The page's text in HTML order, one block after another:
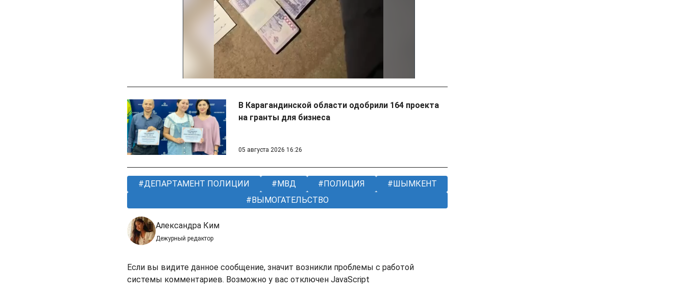
В Карагандинской области одобрили 164 проекта
на гранты для бизнеса
05 августа 2026 16:26
ДЕПАРТАМЕНТ ПОЛИЦИИ МВД ПОЛИЦИЯ
ШЫМКЕНТ
ВЫМОГАТЕЛЬСТВО
Александра Ким
Дежурный редактор
Если вы видите данное сообщение, значит возникли проблемы с работой
системы комментариев. Возможно у вас отключен JavaScript